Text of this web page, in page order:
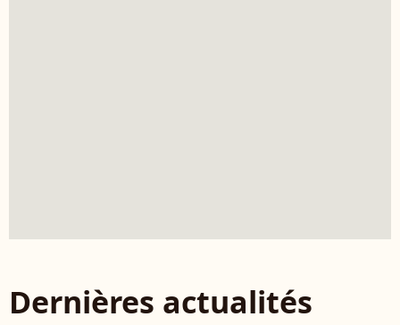
Dernières actualités